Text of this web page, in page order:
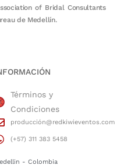
of Bridal Consultants
de Medellín.
Términos y
Condiciones
producción@redkiwieventos.com
(+57) 311 383 5458
- Colombia